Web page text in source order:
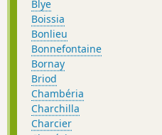
Blye
Boissia
Bonlieu
Bonnefontaine
Bornay
Briod
Chambéria
Charchilla
Charcier